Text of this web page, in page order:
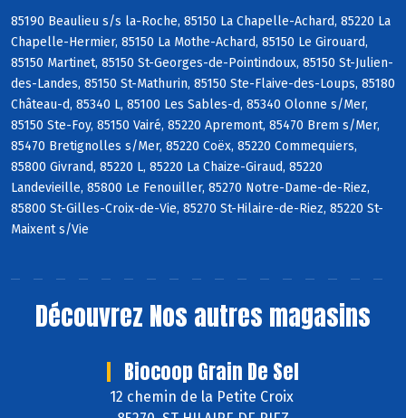
85190 Beaulieu s/s la-Roche, 85150 La Chapelle-Achard, 85220 La
Chapelle-Hermier, 85150 La Mothe-Achard, 85150 Le Girouard,
85150 Martinet, 85150 St-Georges-de-Pointindoux, 85150 St-Julien-
des-Landes, 85150 St-Mathurin, 85150 Ste-Flaive-des-Loups, 85180
Château-d, 85340 L, 85100 Les Sables-d, 85340 Olonne s/Mer,
85150 Ste-Foy, 85150 Vairé, 85220 Apremont, 85470 Brem s/Mer,
85470 Bretignolles s/Mer, 85220 Coëx, 85220 Commequiers,
85800 Givrand, 85220 L, 85220 La Chaize-Giraud, 85220
Landevieille, 85800 Le Fenouiller, 85270 Notre-Dame-de-Riez,
85800 St-Gilles-Croix-de-Vie, 85270 St-Hilaire-de-Riez, 85220 St-
Maixent s/Vie
Découvrez Nos autres magasins
Biocoop Grain De Sel
12 chemin de la Petite Croix